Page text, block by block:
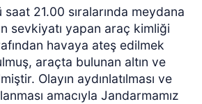
21.00 sıralarında meydana
sevkiyatı yapan araç kimliği
havaya ateş edilmek
araçta bulunan altın ve
Olayın aydınlatılması ve
amacıyla Jandarmamız